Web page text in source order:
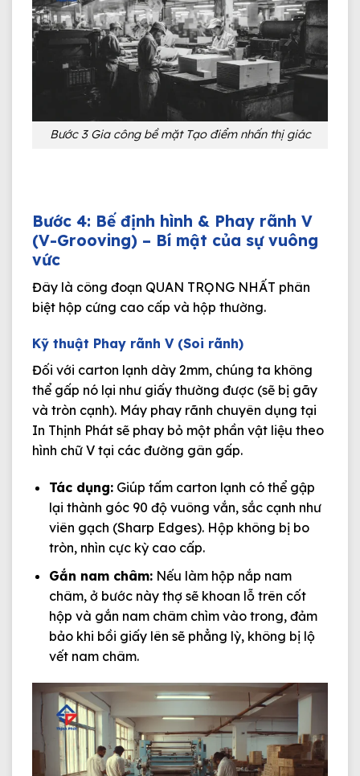
Bước 3 Gia công bề mặt Tạo điểm nhấn thị giác
Bước 4: Bế định hình & Phay rãnh V
(V-Grooving) – Bí mật của sự vuông
vức
Đây là công đoạn QUAN TRỌNG NHẤT phân
biệt hộp cứng cao cấp và hộp thường.
Kỹ thuật Phay rãnh V (Soi rãnh)
Đối với carton lạnh dày 2mm, chúng ta không
thể gấp nó lại như giấy thường được (sẽ bị gãy
và tròn cạnh). Máy phay rãnh chuyên dụng tại
In Thịnh Phát sẽ phay bỏ một phần vật liệu theo
hình chữ V tại các đường gân gấp.
Tác dụng:Giúp tấm carton lạnh có thể gập
lại thành góc 90 độ vuông vắn, sắc cạnh như
viên gạch (Sharp Edges). Hộp không bị bo
tròn, nhìn cực kỳ cao cấp.
Gắn nam châm:Nếu làm hộp nắp nam
châm, ở bước này thợ sẽ khoan lỗ trên cốt
hộp và gắn nam châm chìm vào trong, đảm
bảo khi bồi giấy lên sẽ phẳng lỳ, không bị lộ
vết nam châm.